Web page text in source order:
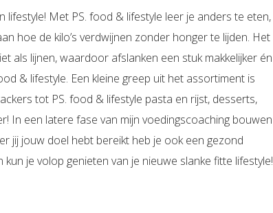
lifestyle! Met PS. food & lifestyle leer je anders te eten,
hoe de kilo’s verdwijnen zonder honger te lijden. Het
als lijnen, waardoor afslanken een stuk makkelijker én
& lifestyle. Een kleine greep uit het assortiment is
tot PS. food & lifestyle pasta en rijst, desserts,
In een latere fase van mijn voedingscoaching bouwen
jij jouw doel hebt bereikt heb je ook een gezond
je volop genieten van je nieuwe slanke fitte lifestyle!